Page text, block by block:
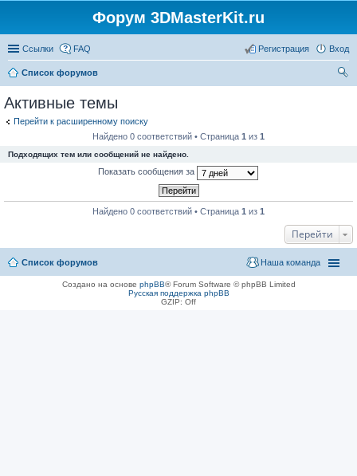
Форум 3DMasterKit.ru
Ссылки FAQ Вход
Регистрация
Список форумов
Активные темы
Перейти к расширенному поиску
Найдено 0 соответствий • Страница 1 из 1
Подходящих тем или сообщений не найдено.
Показать сообщения за
Найдено 0 соответствий • Страница 1 из 1
Перейти
Список форумов Наша команда
Создано на основе phpBB® Forum Software © phpBB Limited
Русская поддержка phpBB
GZIP: Off